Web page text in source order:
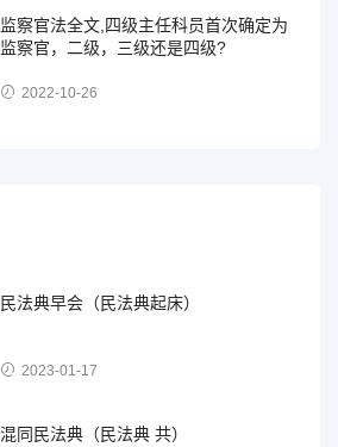
监察官法全文,四级主任科员首次确定为
监察官，二级，三级还是四级?
2022-10-26
民法典早会（民法典起床）
2023-01-17
混同民法典（民法典 共）